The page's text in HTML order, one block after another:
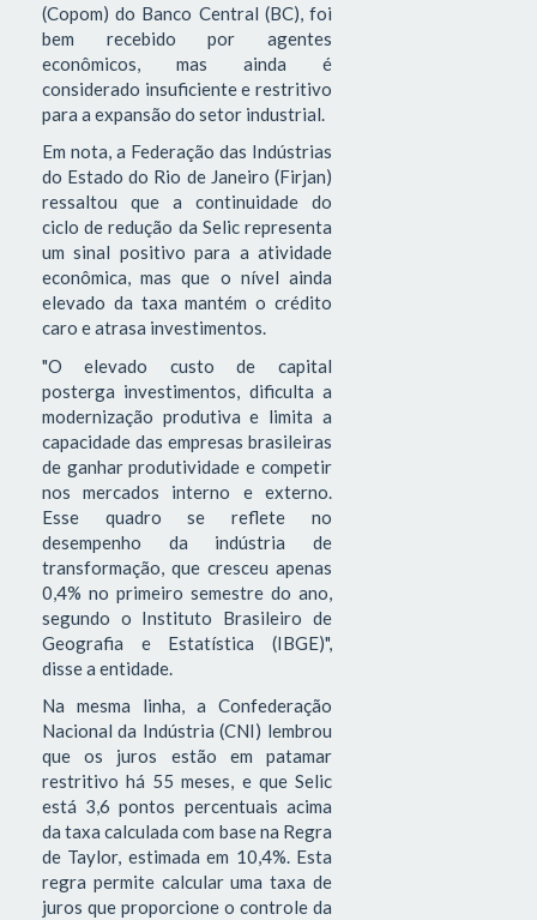
(Copom) do Banco Central (BC), foi
bem recebido por agentes
econômicos, mas ainda é
considerado insuficiente e restritivo
para a expansão do setor industrial.
Em nota, a Federação das Indústrias
do Estado do Rio de Janeiro (Firjan)
ressaltou que a continuidade do
ciclo de redução da Selic representa
um sinal positivo para a atividade
econômica, mas que o nível ainda
elevado da taxa mantém o crédito
caro e atrasa investimentos.
"O elevado custo de capital
posterga investimentos, dificulta a
modernização produtiva e limita a
capacidade das empresas brasileiras
de ganhar produtividade e competir
nos mercados interno e externo.
Esse quadro se reflete no
desempenho da indústria de
transformação, que cresceu apenas
0,4% no primeiro semestre do ano,
segundo o Instituto Brasileiro de
Geografia e Estatística (IBGE)",
disse a entidade.
Na mesma linha, a Confederação
Nacional da Indústria (CNI) lembrou
que os juros estão em patamar
restritivo há 55 meses, e que Selic
está 3,6 pontos percentuais acima
da taxa calculada com base na Regra
de Taylor, estimada em 10,4%. Esta
regra permite calcular uma taxa de
juros que proporcione o controle da